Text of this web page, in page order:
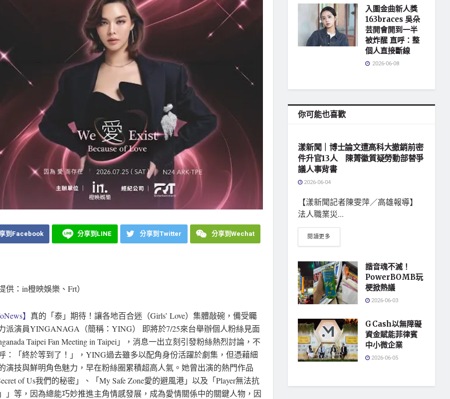
到Facebook 分享到LINE 分享到Twitter 分享到Wechat
供：in橙映娛樂、Frt）
】 真的「泰」期待！讓各地百合迷（Girls’ Love）集體敲碗，備受矚
派演員YINGANAGA（簡稱：YING） 即將於7/25來台舉辦個人粉絲見面
Taipei Fan Meeting in Taipei」，消息一出立刻引發粉絲熱烈討論，不
：「終於等到了！」，YING過去雖多以配角身份活躍於劇集，但憑藉細
演技與鮮明角色魅力，早在粉絲圈累積超高人氣。她曾出演的熱門作品
of Us我們的秘密」、「My Safe Zone愛的避風港」以及「Player無法抗
」等，因為總能巧妙推進主角情感發展，成為愛情關係中的關鍵人物，因
入圍金曲新人獎
163braces 吳朵
芸開會開到一半
被炸醒 直呼：整
個人直接斷線
2026-06-08
你可能也喜歡
漾新聞｜博士論文遭高科大撤銷前密
件升官13人 陳菁徽質疑勞動部替爭
議人事背書
2026-06-04
【漾新聞記者陳雯萍／高雄報導】
法人職業災...
閱讀更多
諧音魂不滅！
PowerBOMB玩
梗掀熱議
2026-06-03
GCash以無障礙
資金賦能菲律賓
中小微企業
2026-06-05